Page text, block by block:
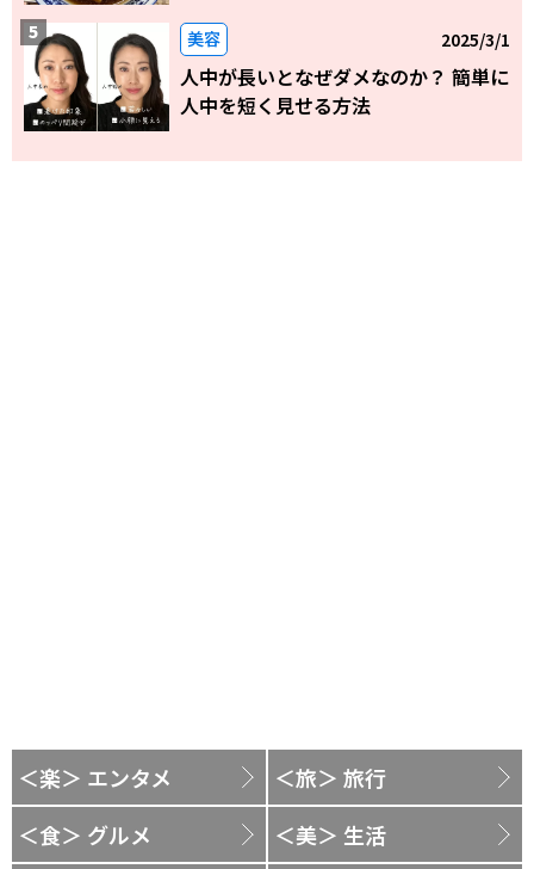
美容 2025/3/1
人中が長いとなぜダメなのか？ 簡単に
人中を短く見せる方法
＜楽＞ エンタメ
＜旅＞ 旅行
＜食＞ グルメ
＜美＞ 生活